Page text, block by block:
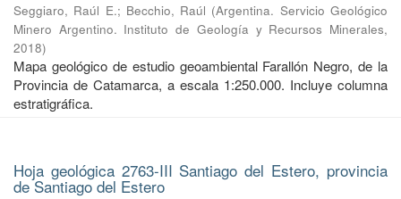
Seggiaro, Raúl E.; Becchio, Raúl (Argentina. Servicio Geológico
Minero Argentino. Instituto de Geología y Recursos Minerales,
2018)
Mapa geológico de estudio geoambiental Farallón Negro, de la
Provincia de Catamarca, a escala 1:250.000. Incluye columna
estratigráfica.
Hoja geológica 2763-III Santiago del Estero, provincia
de Santiago del Estero